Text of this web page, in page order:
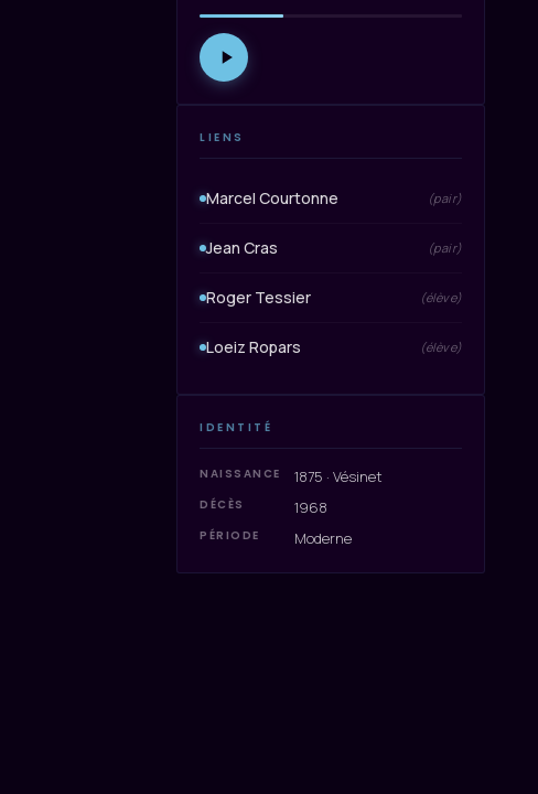
LIENS
Marcel Courtonne (pair)
Jean Cras (pair)
Roger Tessier (élève)
Loeiz Ropars (élève)
IDENTITÉ
NAISSANCE 1875 · Vésinet
DÉCÈS 1968
PÉRIODE Moderne